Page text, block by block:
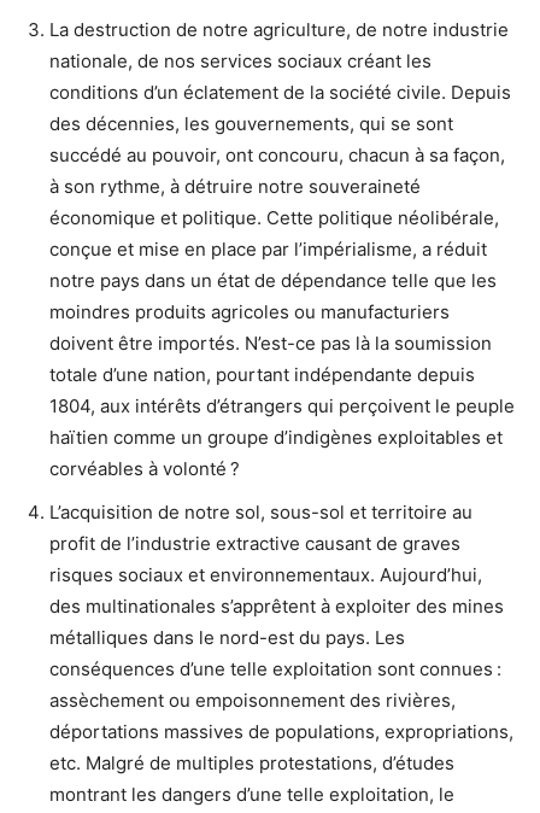
La destruction de notre agriculture, de notre industrie
nationale, de nos services sociaux créant les
conditions d’un éclatement de la société civile. Depuis
des décennies, les gouvernements, qui se sont
succédé au pouvoir, ont concouru, chacun à sa façon,
à son rythme, à détruire notre souveraineté
économique et politique. Cette politique néolibérale,
conçue et mise en place par l’impérialisme, a réduit
notre pays dans un état de dépendance telle que les
moindres produits agricoles ou manufacturiers
doivent être importés. N’est-ce pas là la soumission
totale d’une nation, pourtant indépendante depuis
1804, aux intérêts d’étrangers qui perçoivent le peuple
haïtien comme un groupe d’indigènes exploitables et
corvéables à volonté ?
L’acquisition de notre sol, sous-sol et territoire au
profit de l’industrie extractive causant de graves
risques sociaux et environnementaux. Aujourd’hui,
des multinationales s’apprêtent à exploiter des mines
métalliques dans le nord-est du pays. Les
conséquences d’une telle exploitation sont connues :
assèchement ou empoisonnement des rivières,
déportations massives de populations, expropriations,
etc. Malgré de multiples protestations, d’études
montrant les dangers d’une telle exploitation, le